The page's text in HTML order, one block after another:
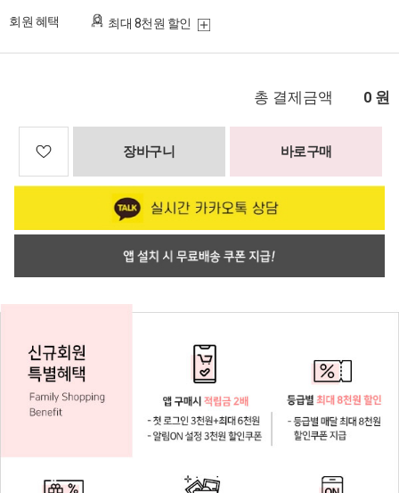
회원 혜택 최대 8천원 할인
총 결제금액 0 원
장바구니 바로구매